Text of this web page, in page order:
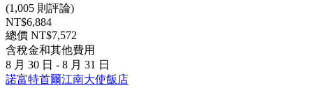
(1,005 則評論)
NT$6,884
總價 NT$7,572
含稅金和其他費用
8 月 30 日 - 8 月 31 日
諾富特首爾江南大使飯店